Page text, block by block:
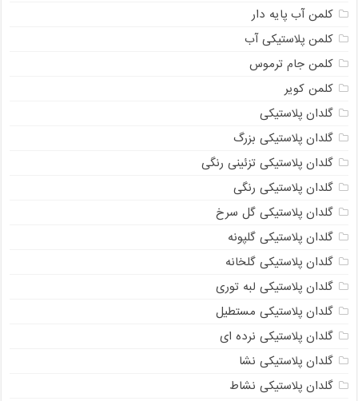
کلمن آب پایه دار
کلمن پلاستیکی آب
کلمن جام ترموس
کلمن کویر
گلدان پلاستیکی
گلدان پلاستیکی بزرگ
گلدان پلاستیکی تزئینی رنگی
گلدان پلاستیکی رنگی
گلدان پلاستیکی گل سرخ
گلدان پلاستیکی گلپونه
گلدان پلاستیکی گلخانه
گلدان پلاستیکی لبه توری
گلدان پلاستیکی مستطیل
گلدان پلاستیکی نرده ای
گلدان پلاستیکی نشا
گلدان پلاستیکی نشاط